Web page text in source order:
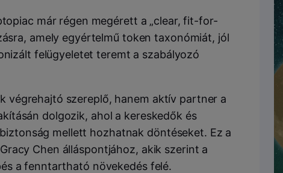
már régen megérett a „clear, fit-for-
amely egyértelmű token taxonómiát, jól
felügyeletet teremt a szabályozó
végrehajtó szereplő, hanem aktív partner a
dolgozik, ahol a kereskedők és
mellett hozhatnak döntéseket. Ez a
Chen álláspontjához, akik szerint a
a fenntartható növekedés felé.